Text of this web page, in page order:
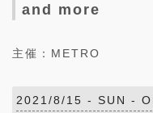
and more
主催：METRO
2021/8/15 - SUN -